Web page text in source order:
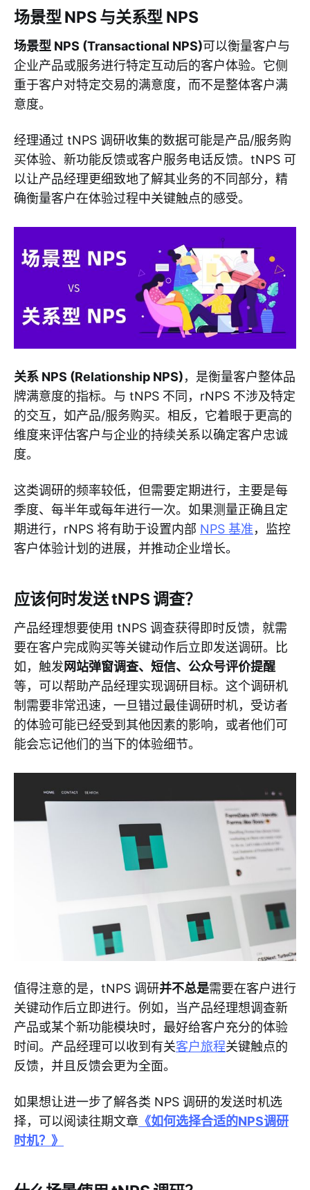
场景型 NPS 与关系型 NPS
场景型 NPS (Transactional NPS)可以衡量客户与
企业产品或服务进行特定互动后的客户体验。它侧
重于客户对特定交易的满意度，而不是整体客户满
意度。
经理通过 tNPS 调研收集的数据可能是产品/服务购
买体验、新功能反馈或客户服务电话反馈。tNPS 可
以让产品经理更细致地了解其业务的不同部分，精
确衡量客户在体验过程中关键触点的感受。
关系 NPS (Relationship NPS)，是衡量客户整体品
牌满意度的指标。与 tNPS 不同，rNPS 不涉及特定
的交互，如产品/服务购买。相反，它着眼于更高的
维度来评估客户与企业的持续关系以确定客户忠诚
度。
这类调研的频率较低，但需要定期进行，主要是每
季度、每半年或每年进行一次。如果测量正确且定
期进行，rNPS 将有助于设置内部 NPS 基准，监控
客户体验计划的进展，并推动企业增长。
应该何时发送 tNPS 调查？
产品经理想要使用 tNPS 调查获得即时反馈，就需
要在客户完成购买等关键动作后立即发送调研。比
如，触发网站弹窗调查、短信、公众号评价提醒
等，可以帮助产品经理实现调研目标。这个调研机
制需要非常迅速，一旦错过最佳调研时机，受访者
的体验可能已经受到其他因素的影响，或者他们可
能会忘记他们的当下的体验细节。
值得注意的是，tNPS 调研并不总是需要在客户进行
关键动作后立即进行。例如，当产品经理想调查新
产品或某个新功能模块时，最好给客户充分的体验
时间。产品经理可以收到有关客户旅程关键触点的
反馈，并且反馈会更为全面。
如果想让进一步了解各类 NPS 调研的发送时机选
择，可以阅读往期文章 《如何选择合适的NPS调研
时机？》